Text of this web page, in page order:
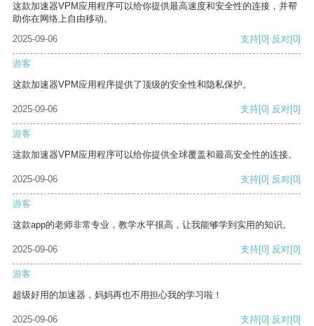
这款加速器VPM应用程序可以给你提供最高速度和安全性的连接，并帮
助你在网络上自由移动。
2025-09-06
支持[0] 反对[0]
游客
这款加速器VPM应用程序提供了顶级的安全性和隐私保护。
2025-09-06 支持[0] 反对[0]
游客
这款加速器VPM应用程序可以给你提供全球覆盖和最高安全性的连接。
2025-09-06 支持[0] 反对[0]
游客
这款app的老师非常专业，教学水平很高，让我能够学到实用的知识。
2025-09-06 支持[0] 反对[0]
游客
超级好用的加速器，妈妈再也不用担心我的学习啦！
2025-09-06 支持[0] 反对[0]